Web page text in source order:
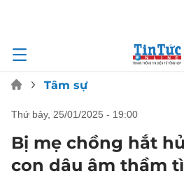
Tâm sự
thứ bảy, 25/01/2025 - 19:00
Bị mẹ chồng hắt
con dâu âm thầm